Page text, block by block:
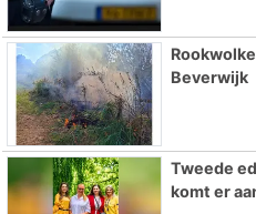
Beverwijk
Tweede
komt er